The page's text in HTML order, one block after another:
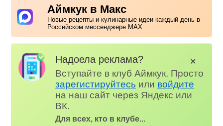
Аймкук в Макс
Новые рецепты и кулинарные идеи каждый день в
Российском мессенджере MAX
Надоела реклама?
Вступайте в клуб Аймкук. Просто
зарегистируйтесь или войдите
на наш сайт через Яндекс или
ВК.
Для всех, кто в клубе...
✕